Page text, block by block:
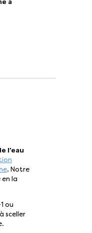
à
l’eau
. Notre
la
ou
sceller